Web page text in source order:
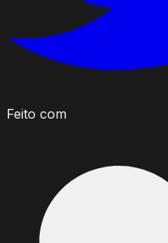
Feito com